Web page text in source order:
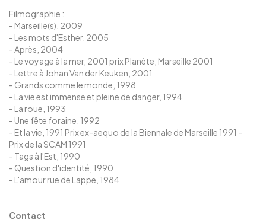
Filmographie :
- Marseille(s), 2009
- Les mots d'Esther, 2005
- Après, 2004
- Le voyage à la mer, 2001 prix Planète, Marseille 2001
- Lettre à Johan Van der Keuken, 2001
- Grands comme le monde, 1998
- La vie est immense et pleine de danger, 1994
- La roue, 1993
- Une fête foraine, 1992
- Et la vie, 1991 Prix ex-aequo de la Biennale de Marseille 1991 -
Prix de la SCAM 1991
- Tags à l'Est, 1990
- Question d'identité, 1990
- L'amour rue de Lappe, 1984
Contact